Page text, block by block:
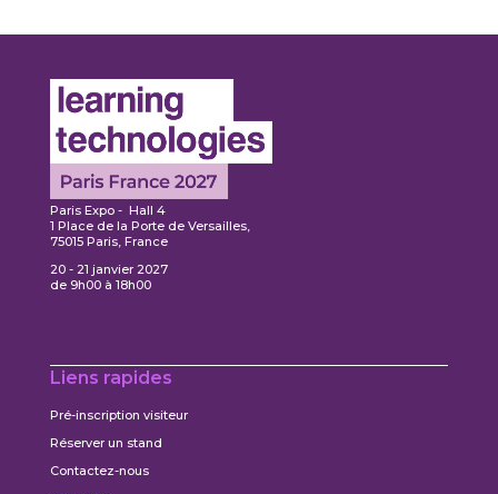
Paris Expo - Hall 4
1 Place de la Porte de Versailles,
75015 Paris, France
20 - 21 janvier 2027
de 9h00 à 18h00
Liens rapides
Pré-inscription visiteur
Réserver un stand
Contactez-nous